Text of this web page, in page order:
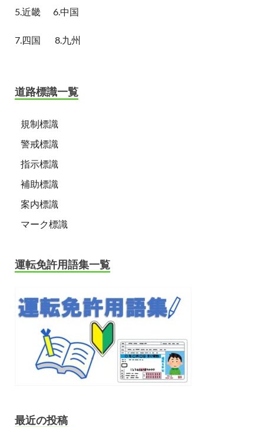
5.近畿 6.中国
7.四国 8.九州
道路標識一覧
規制標識
警戒標識
指示標識
補助標識
案内標識
マーク標識
運転免許用語集一覧
最近の投稿